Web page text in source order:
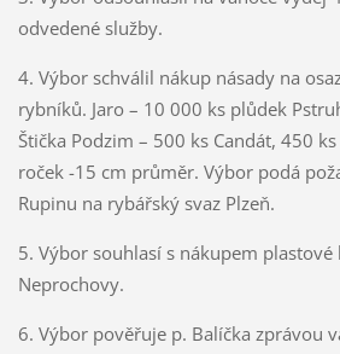
odvedené služby.
4. Výbor schválil nákup násady na
rybníků. Jaro – 10 000 ks plůdek
Štička Podzim – 500 ks Candát, 450
roček -15 cm průměr. Výbor podá
Rupinu na rybářský svaz Plzeň.
5. Výbor souhlasí s nákupem
Neprochovy.
6. Výbor pověřuje p. Balíčka zprávou